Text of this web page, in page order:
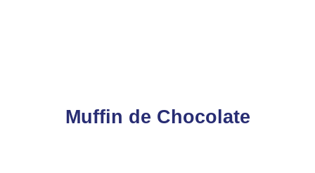
Muffin de Chocolate